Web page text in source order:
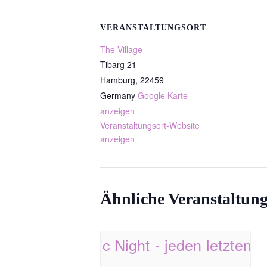
VERANSTALTUNGSORT
The Village
Tibarg 21
Hamburg, 22459
Germany Google Karte
anzeigen
Veranstaltungsort-Website
anzeigen
Ähnliche